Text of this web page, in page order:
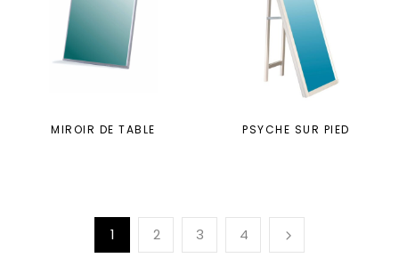
MIROIR DE TABLE PSYCHE SUR PIED
1 2 3 4